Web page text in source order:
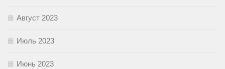
Август 2023
Июль 2023
Июнь 2023